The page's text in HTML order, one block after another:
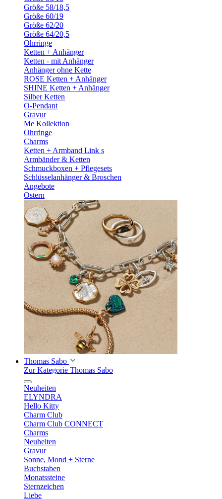
Größe 58/18,5
Größe 60/19
Größe 62/20
Größe 64/20,5
Ohrringe
Ketten + Anhänger
Ketten - mit Anhänger
Anhänger ohne Kette
ROSE Ketten + Anhänger
SHINE Ketten + Anhänger
Silber Ketten
O-Pendant
Gravur
Me Kollektion
Ohrringe
Charms
Ketten + Armband Link s
Armbänder & Ketten
Schmuckboxen + Pflegesets
Schlüsselanhänger & Broschen
Angebote
Ostern
Thomas Sabo
Zur Kategorie Thomas Sabo
Neuheiten
ELYNDRA
Hello Kitty
Charm Club
Charm Club CONNECT
Charms
Neuheiten
Gravur
Sonne, Mond + Sterne
Buchstaben
Monatssteine
Sternzeichen
Liebe